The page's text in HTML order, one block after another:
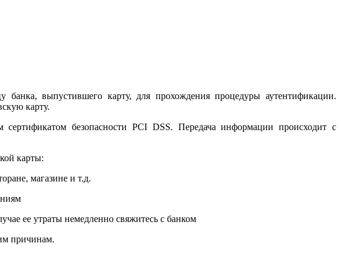
выпустившего карту, для прохождения процедуры аутентификации.
карту.
безопасности PCI DSS. Передача информации происходит с
карты:
магазине и т.д.
ее утраты немедленно свяжитесь с банком
причинам.